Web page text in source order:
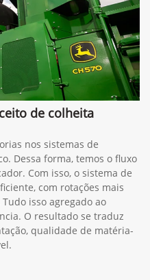
de colheita
nos sistemas de
Dessa forma, temos o fluxo
Com isso, o sistema de
com rotações mais
isso agregado ao
O resultado se traduz
qualidade de matéria-